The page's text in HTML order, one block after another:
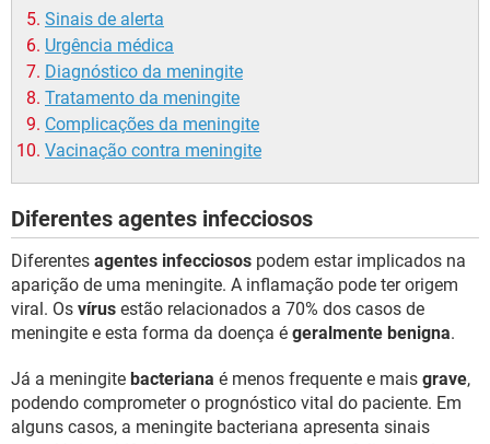
Sinais de alerta
Urgência médica
Diagnóstico da meningite
Tratamento da meningite
Complicações da meningite
Vacinação contra meningite
Diferentes agentes infecciosos
Diferentes agentes infecciosos podem estar implicados na
aparição de uma meningite. A inflamação pode ter origem
viral. Os vírus estão relacionados a 70% dos casos de
meningite e esta forma da doença é geralmente benigna.
Já a meningite bacteriana é menos frequente e mais grave,
podendo comprometer o prognóstico vital do paciente. Em
alguns casos, a meningite bacteriana apresenta sinais